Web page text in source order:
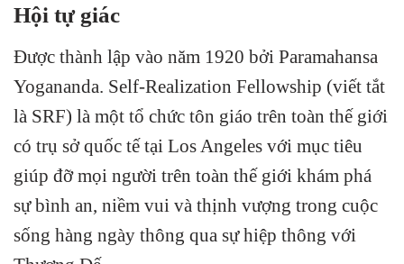
Hội tự giác
Được thành lập vào năm 1920 bởi Paramahansa
Yogananda. Self-Realization Fellowship (viết tắt
là SRF) là một tổ chức tôn giáo trên toàn thế giới
có trụ sở quốc tế tại Los Angeles với mục tiêu
giúp đỡ mọi người trên toàn thế giới khám phá
sự bình an, niềm vui và thịnh vượng trong cuộc
sống hàng ngày thông qua sự hiệp thông với